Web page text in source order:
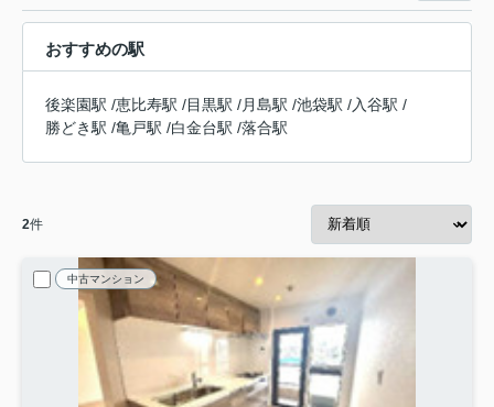
おすすめの駅
後楽園駅 /恵比寿駅 /目黒駅 /月島駅 /池袋駅 /入谷駅 /
勝どき駅 /亀戸駅 /白金台駅 /落合駅
2件
中古マンション